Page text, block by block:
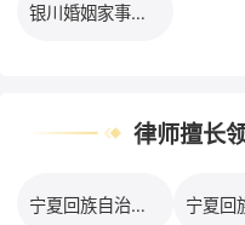
银川婚姻家事律师服务之星排行榜
律师擅长
宁夏回族自治区刑事案件律师服务之星排行榜